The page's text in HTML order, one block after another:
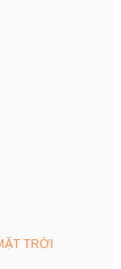
TRỜI